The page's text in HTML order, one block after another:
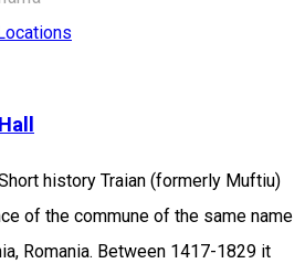
history Traian (formerly Muftiu)
of the commune of the same name
Romania. Between 1417-1829 it